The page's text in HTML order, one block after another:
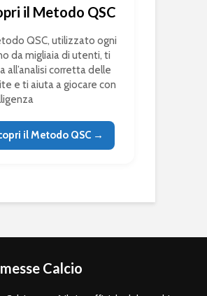
il Metodo QSC
QSC, utilizzato ogni
da migliaia di utenti, ti
all’analisi corretta delle
e ti aiuta a giocare con
il Metodo QSC →
Calcio